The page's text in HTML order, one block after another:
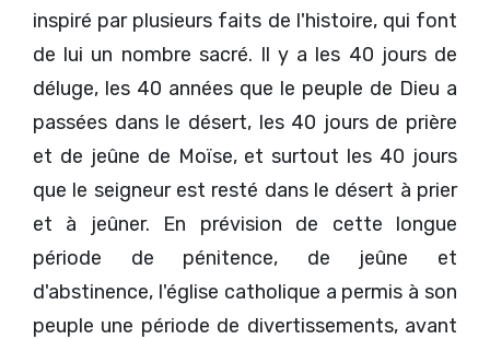
inspiré par plusieurs faits de l'histoire, qui font
de lui un nombre sacré. Il y a les 40 jours de
déluge, les 40 années que le peuple de Dieu a
passées dans le désert, les 40 jours de prière
et de jeûne de Moïse, et surtout les 40 jours
que le seigneur est resté dans le désert à prier
et à jeûner. En prévision de cette longue
période de pénitence, de jeûne et
d'abstinence, l'église catholique a permis à son
peuple une période de divertissements, avant